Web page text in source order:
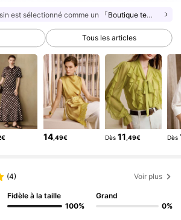
4,79 211K Suiveurs
211K Suiveurs
4,79 211K Suiveurs
4,79 211K Suiveurs
4,79 211K Suiveurs
4,79 211K Suiveurs
4,79 211K Suiveurs
est sélectionné comme un 「Boutique tendance」
Tous les articles
14,49€ Dès 11 ,49€ Dès
(4) Voir plus
Fidèle à la taille
100%
Grand
0%